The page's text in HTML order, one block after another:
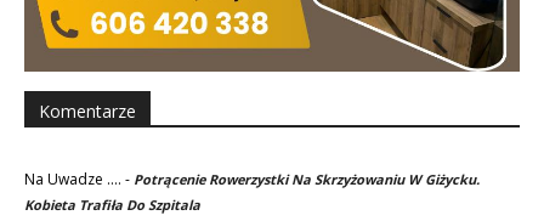
Komentarze
Na Uwadze .... - Potrącenie Rowerzystki Na Skrzyżowaniu W Giżycku.
Kobieta Trafiła Do Szpitala